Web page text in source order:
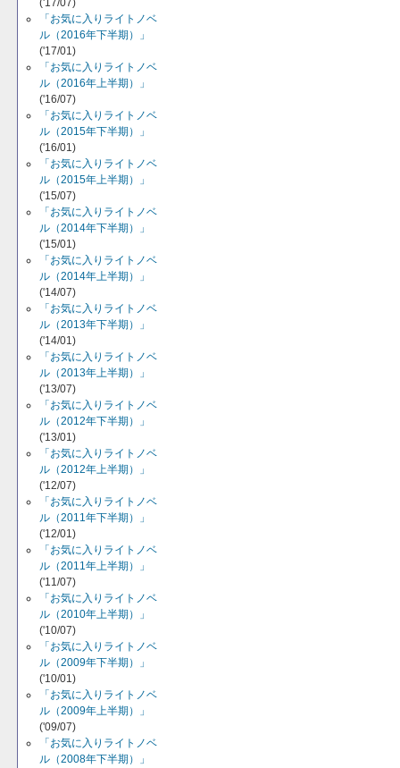
('17/07)
「お気に入りライトノベ
ル（2016年下半期）」
('17/01)
「お気に入りライトノベ
ル（2016年上半期）」
('16/07)
「お気に入りライトノベ
ル（2015年下半期）」
('16/01)
「お気に入りライトノベ
ル（2015年上半期）」
('15/07)
「お気に入りライトノベ
ル（2014年下半期）」
('15/01)
「お気に入りライトノベ
ル（2014年上半期）」
('14/07)
「お気に入りライトノベ
ル（2013年下半期）」
('14/01)
「お気に入りライトノベ
ル（2013年上半期）」
('13/07)
「お気に入りライトノベ
ル（2012年下半期）」
('13/01)
「お気に入りライトノベ
ル（2012年上半期）」
('12/07)
「お気に入りライトノベ
ル（2011年下半期）」
('12/01)
「お気に入りライトノベ
ル（2011年上半期）」
('11/07)
「お気に入りライトノベ
ル（2010年上半期）」
('10/07)
「お気に入りライトノベ
ル（2009年下半期）」
('10/01)
「お気に入りライトノベ
ル（2009年上半期）」
('09/07)
「お気に入りライトノベ
ル（2008年下半期）」